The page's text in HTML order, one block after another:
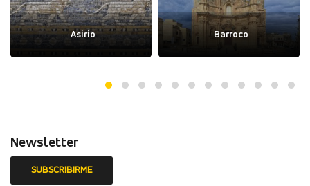
Asirio Barroco
Newsletter